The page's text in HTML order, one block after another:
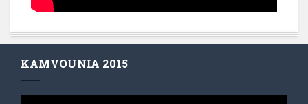
KAMVOUNIA 2015